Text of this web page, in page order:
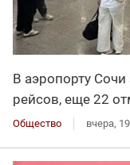
В аэропорту
рейсов, еще 22
Общество вчера,